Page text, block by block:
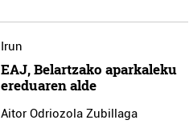
Irun
EAJ, Belartzako aparkaleku
ereduaren alde
Aitor Odriozola Zubillaga